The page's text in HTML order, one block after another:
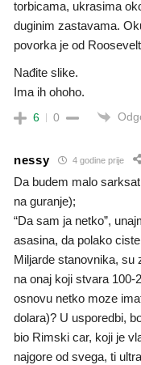
torbicama, ukrasima
duginim zastavama.
povorka je od
Nađite slike.
Ima ih ohoho.
6 0
nessy 4 godine prije
Da budem malo
na guranje);
“Da sam ja netko”,
asasina, da polako
Miljarde stanovnika, su
na onaj koji stvara 100-
osnovu netko moze
dolara)? U usporedbi,
bio Rimski car, koji je
najgore od svega, ti